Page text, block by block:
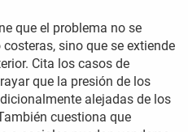
que el problema no se
sino que se extiende
Cita los casos de
que la presión de los
alejadas de los
cuestiona que